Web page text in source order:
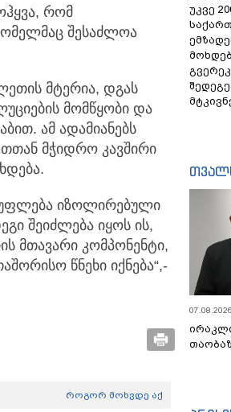
რომ
შესაძლოა
მტერია, დგას
მომწყობი და
ამ ადამიანებს
მჭიდრო კავშირი
იზოლირებული
შეიძლება იყოს ის,
მთავარი კომპონენტი,
წნეხი იქნება“,-
როგორ მოხვდე აქ
უკვე